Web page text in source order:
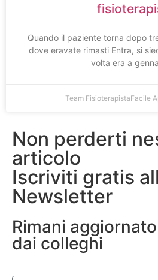
Quando il paziente torna dopo
dove eravate rimasti Entra, si
volta era a
Team FisioterapistaFacile
Non perderti
articolo
Iscriviti gratis
Newsletter
Rimani
dai colleghi